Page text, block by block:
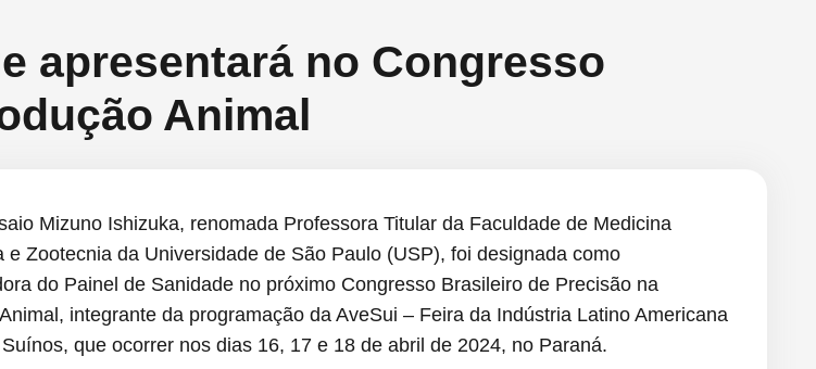
apresentará no Congresso
Animal
Mizuno Ishizuka, renomada Professora Titular da Faculdade de Medicina
e Zootecnia da Universidade de São Paulo (USP), foi designada como
do Painel de Sanidade no próximo Congresso Brasileiro de Precisão na
integrante da programação da AveSui – Feira da Indústria Latino Americana
que ocorrer nos dias 16, 17 e 18 de abril de 2024, no Paraná.